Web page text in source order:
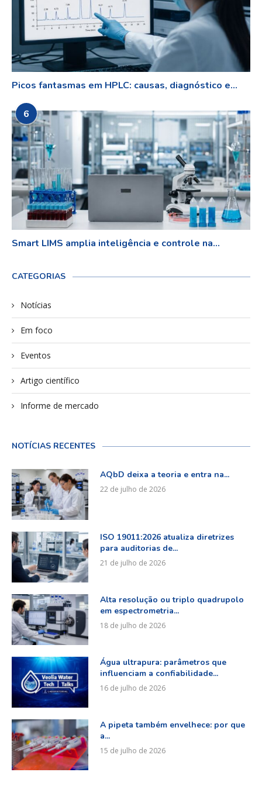
Picos fantasmas em HPLC: causas, diagnóstico e...
6
Smart LIMS amplia inteligência e controle na...
CATEGORIAS
Notícias
Em foco
Eventos
Artigo científico
Informe de mercado
NOTÍCIAS RECENTES
AQbD deixa a teoria e entra na...
22 de julho de 2026
ISO 19011:2026 atualiza diretrizes
para auditorias de...
21 de julho de 2026
Alta resolução ou triplo quadrupolo
em espectrometria...
18 de julho de 2026
Água ultrapura: parâmetros que
influenciam a confiabilidade...
16 de julho de 2026
A pipeta também envelhece: por que
a...
15 de julho de 2026